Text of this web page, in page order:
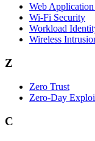
Web
Wi‑Fi Security
Workload
Wireless
Z
Zero Trust
Zero‑Day
C